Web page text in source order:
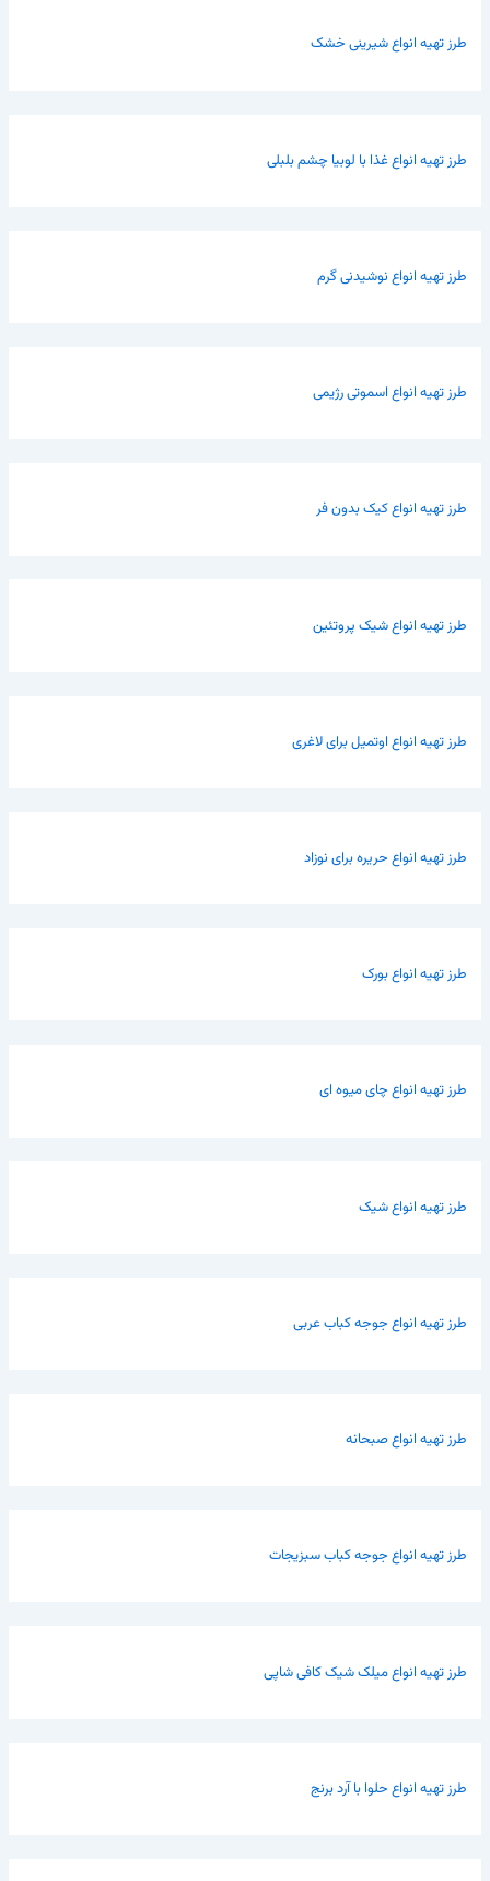
طرز تهیه انواع شیرینی خشک
طرز تهیه انواع غذا با لوبیا چشم بلبلی
طرز تهیه انواع نوشیدنی گرم
طرز تهیه انواع اسموتی رژیمی
طرز تهیه انواع کیک بدون فر
طرز تهیه انواع شیک پروتئین
طرز تهیه انواع اوتمیل برای لاغری
طرز تهیه انواع حریره برای نوزاد
طرز تهیه انواع بورک
طرز تهیه انواع چای میوه ای
طرز تهیه انواع شیک
طرز تهیه انواع جوجه کباب عربی
طرز تهیه انواع صبحانه
طرز تهیه انواع جوجه کباب سبزیجات
طرز تهیه انواع میلک شیک کافی شاپی
طرز تهیه انواع حلوا با آرد برنج